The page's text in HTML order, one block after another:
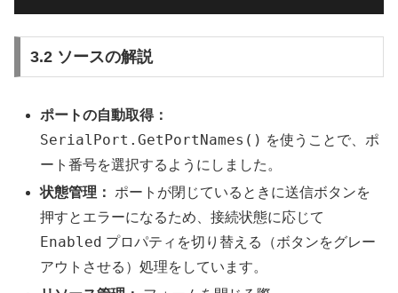
3.2 ソースの解説
ポートの自動取得：
SerialPort.GetPortNames() を使うことで、ポ
ート番号を選択するようにしました。
状態管理：
ポートが閉じているときに送信ボタンを
押すとエラーになるため、接続状態に応じて
Enabled プロパティを切り替える（ボタンをグレー
アウトさせる）処理をしています。